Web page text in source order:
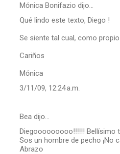
Mónica Bonifazio dijo…
Qué lindo este texto, Diego !
Se siente tal cual, como
Cariños
Mónica
3/11/09, 12:24 a.m.
Bea dijo…
Diegooooooooo!!!!!! Bellísimo
Sos un hombre de pecho ¡No
Abrazo